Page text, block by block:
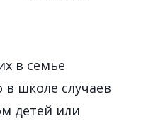
в семье
школе случаев
детей или